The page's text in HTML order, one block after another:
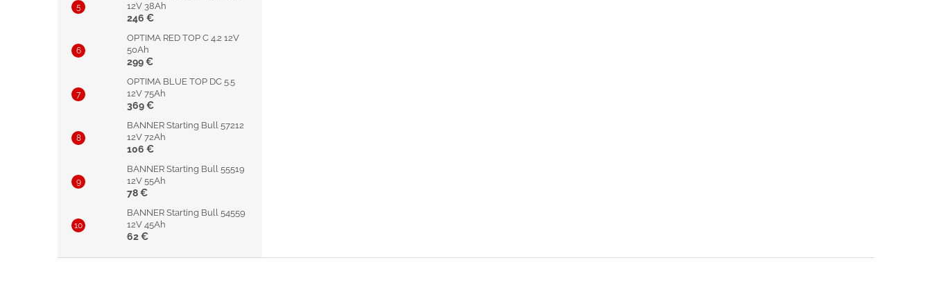
12V 38Ah
246 €
OPTIMA RED TOP C 4.2 12V
50Ah
299 €
OPTIMA BLUE TOP DC 5.5
12V 75Ah
369 €
BANNER Starting Bull 57212
12V 72Ah
106 €
BANNER Starting Bull 55519
12V 55Ah
78 €
BANNER Starting Bull 54559
12V 45Ah
62 €